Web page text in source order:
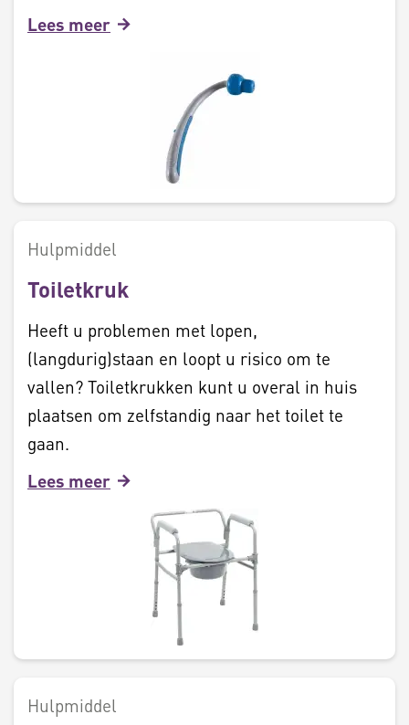
Lees meer
Hulpmiddel
Toiletkruk
Heeft u problemen met lopen,
(langdurig)staan en loopt u risico om te
vallen? Toiletkrukken kunt u overal in huis
plaatsen om zelfstandig naar het toilet te
gaan.
Lees meer
Hulpmiddel